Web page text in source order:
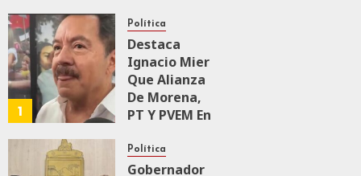
A
Malú Mícher
AGOSTO 6, 2026
0
72
1
Política
Destaca
Ignacio Mier
Que Alianza
De Morena,
PT Y PVEM En
Firme
Política
Gobernador